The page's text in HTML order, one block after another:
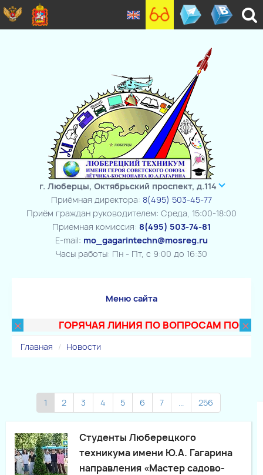
г. Люберцы, Октябрьский проспект, д.114
Приёмная директора: 8(495) 503-45-77
Приём граждан руководителем: Среда, 15:00-18:00
Приемная комиссия: 8(495) 503-74-81
E-mail: mo_gagarintechn@mosreg.ru
Часы работы: Пн - Пт, с 9:00 до 16:30
Меню сайта
× ГОРЯЧАЯ ЛИНИЯ ПО ВОПРОСАМ ×
Главная Новости
1 2 3 4 5 6 7 ... 256
Студенты Люберецкого
техникума имени Ю.А. Гагарина
направления «Мастер садово-